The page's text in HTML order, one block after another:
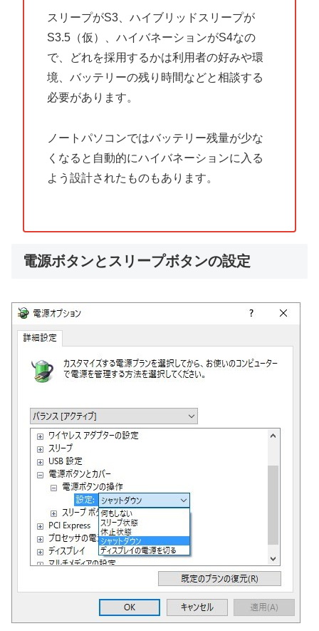
スリープがS3、ハイブリッドスリープが
S3.5（仮）、ハイバネーションがS4なの
で、どれを採用するかは利用者の好みや環
境、バッテリーの残り時間などと相談する
必要があります。
ノートパソコンではバッテリー残量が少な
くなると自動的にハイバネーションに入る
よう設計されたものもあります。
電源ボタンとスリープボタンの設定